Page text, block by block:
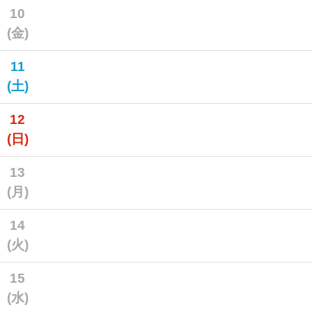
10
(金)
11
(土)
12
(日)
13
(月)
14
(火)
15
(水)